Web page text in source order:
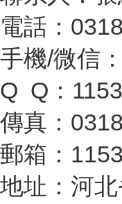
電話：
手機/微信
Q Q：
傳真：
郵箱：
地址：河